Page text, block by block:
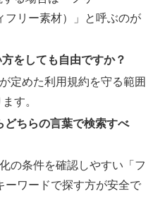
フリー素材）」と呼ぶのが
をしても自由ですか？
定めた利用規約を守る範囲
す。
ちらの言葉で検索すべ
の条件を確認しやすい「フ
ーワードで探す方が安全で